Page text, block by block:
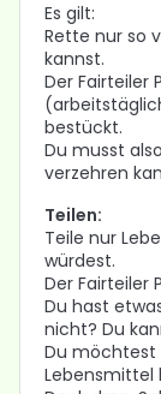
Es gilt:
Rette nur so
kannst.
Der Fairteiler
bestückt.
Du musst
verzehren
Teilen:
Teile nur
würdest.
Der Fairteiler
Du hast
nicht? Du
Du möchtest
Lebensmittel